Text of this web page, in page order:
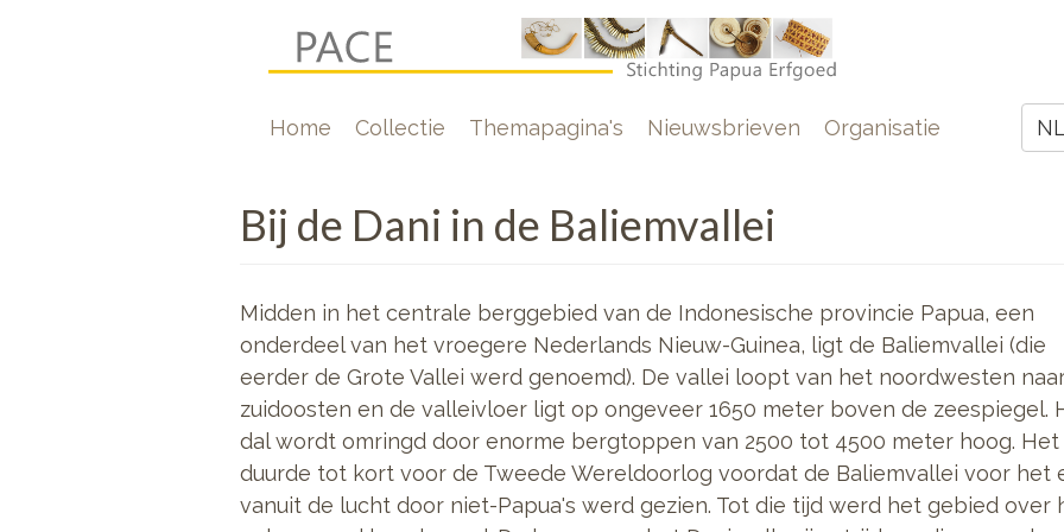
Hoofdnavigatie
Home Collectie Themapagina's Nieuwsbrieven Organisatie
Bij de Dani in de Baliemvallei
Midden in het centrale berggebied van de Indonesische provincie Papua, een
onderdeel van het vroegere Nederlands Nieuw-Guinea, ligt de Baliemvallei (die
eerder de Grote Vallei werd genoemd). De vallei loopt van het noordwesten
zuidoosten en de valleivloer ligt op ongeveer 1650 meter boven de zeespiegel.
dal wordt omringd door enorme bergtoppen van 2500 tot 4500 meter hoog. Het
duurde tot kort voor de Tweede Wereldoorlog voordat de Baliemvallei voor het
vanuit de lucht door niet-Papua's werd gezien. Tot die tijd werd het gebied over